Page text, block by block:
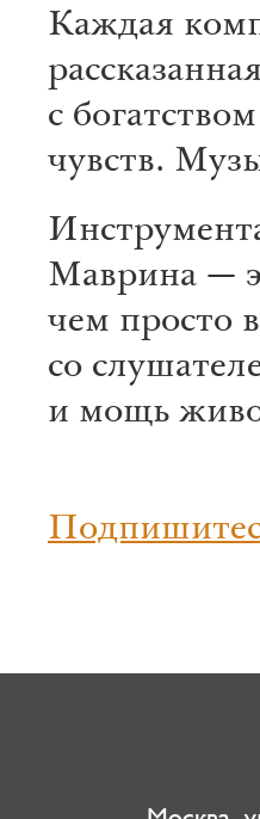
Каждая
с
чувств.
Маврина —
чем просто
со
и мощь